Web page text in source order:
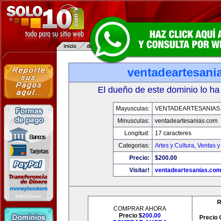
El dueño de este dominio lo
Mayusculas:
Minusculas:
ventadeartesanias.com
Longitud:
17 caracteres
Categorias:
Artes y Cultura, Ventas
Precio:
$200.00
Visitar!
ventadeartesanias.com
COMPRAR AHORA
Precio $200.00
Precio